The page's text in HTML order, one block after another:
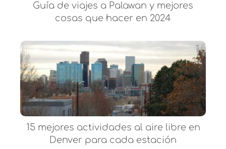
Guía de viajes a Palawan y mejores
cosas que hacer en 2024
15 mejores actividades al aire libre en
Denver para cada estación